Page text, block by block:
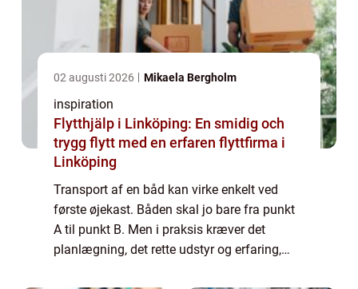
02 augusti 2026 Mikaela Bergholm
inspiration
Flytthjälp i Linköping: En smidig och
trygg flytt med en erfaren flyttfirma i
Linköping
Transport af en båd kan virke enkelt ved
første øjekast. Båden skal jo bare fra punkt
A til punkt B. Men i praksis kræver det
planlægning, det rette udstyr og erfaring,